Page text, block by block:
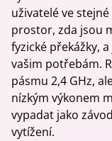
uživatelé ve
prostor, zda jsou
fyzické překážky,
vašim potřebám.
pásmu 2,4 GHz,
nízkým výkonem
vypadat jako
vytížení.